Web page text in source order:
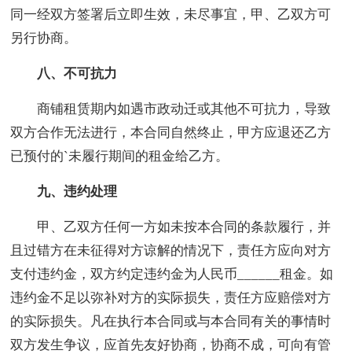
同一经双方签署后立即生效，未尽事宜，甲、乙双方可
另行协商。
八、不可抗力
商铺租赁期内如遇市政动迁或其他不可抗力，导致
双方合作无法进行，本合同自然终止，甲方应退还乙方
已预付的`未履行期间的租金给乙方。
九、违约处理
甲、乙双方任何一方如未按本合同的条款履行，并
且过错方在未征得对方谅解的情况下，责任方应向对方
支付违约金，双方约定违约金为人民币______租金。如
违约金不足以弥补对方的实际损失，责任方应赔偿对方
的实际损失。凡在执行本合同或与本合同有关的事情时
双方发生争议，应首先友好协商，协商不成，可向有管